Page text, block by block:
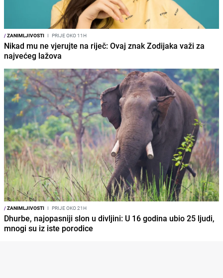
/ZANIMLJIVOSTI I PRIJE OKO 11H
Nikad mu ne vjerujte na riječ: Ovaj znak Zodijaka važi za
najvećeg lažova
/ZANIMLJIVOSTI I PRIJE OKO 21H
Dhurbe, najopasniji slon u divljini: U 16 godina ubio 25 ljudi,
mnogi su iz iste porodice